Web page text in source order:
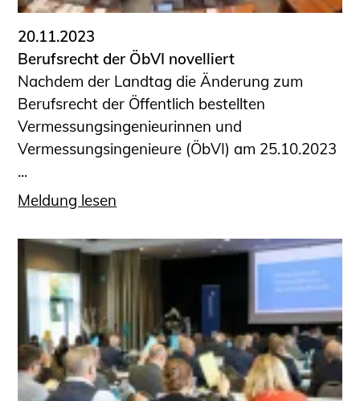
20.11.2023
Berufsrecht der ÖbVI novelliert
Nachdem der Landtag die Änderung zum
Berufsrecht der Öffentlich bestellten
Vermessungsingenieurinnen und
Vermessungsingenieure (ÖbVI) am 25.10.2023
...
Meldung lesen